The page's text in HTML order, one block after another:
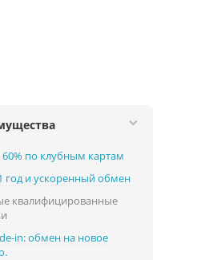
по клубным картам
год и ускоренный обмен
квалифицированные
in: обмен на новое